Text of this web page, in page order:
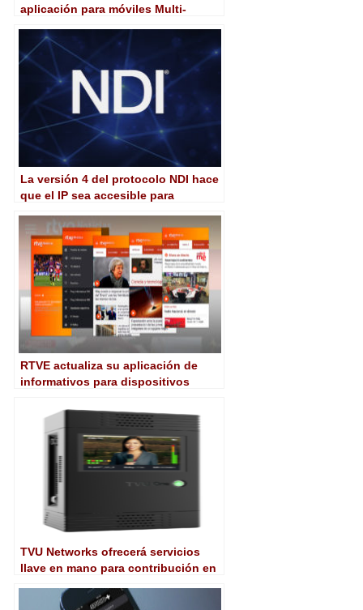
aplicación para móviles Multi-
iOS
La versión 4 del protocolo NDI hace
que el IP sea accesible para
dispositivos móviles y distribución
RTVE actualiza su aplicación de
informativos para dispositivos
TVU Networks ofrecerá servicios
llave en mano para contribución en